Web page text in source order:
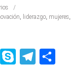
liderazgo mujeres
Messenger
Skype